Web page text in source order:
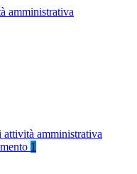
amministrativa
attività amministrativa
1